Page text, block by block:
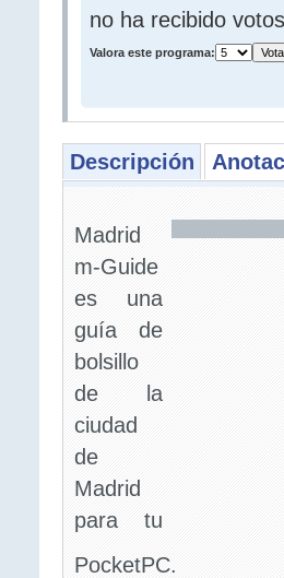
no ha recibido votos
Valora este programa:
Descripción
Madrid
m-Guide
es una
guía de
bolsillo
de la
ciudad
de
Madrid
para tu
PocketPC.